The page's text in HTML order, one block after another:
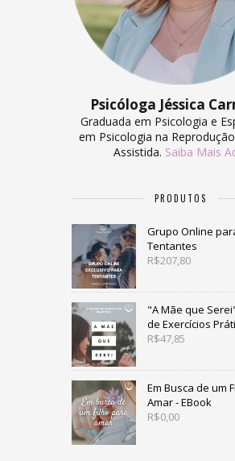
Psicóloga Jéssica
Graduada em Psicologia e
em Psicologia na
Assistida. Saiba Mais
PRODUTOS
Grupo Online
Tentantes
R$207,80
"A Mãe que
de Exercícios
R$47,85
Em Busca de um
Amar - EBook
R$0,00